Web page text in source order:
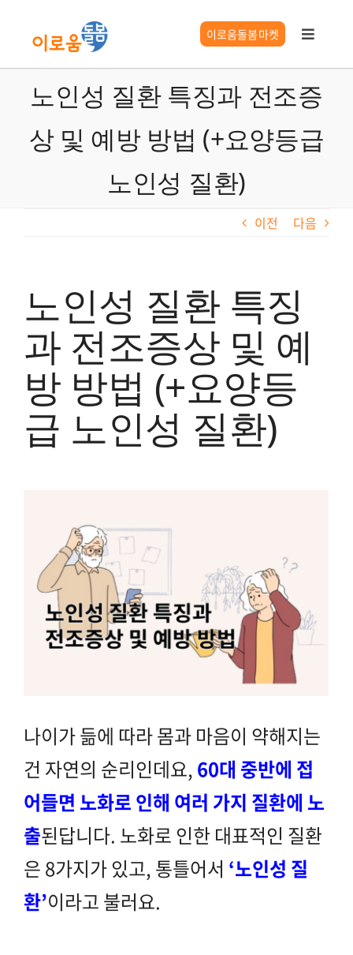
로
이로움돌봄마켓
Toggle
이로움 서비스
요양시설찾기
노인성 질환 특징과 전조증
상 및 예방 방법 (+요양등급
노인성 질환)
이전 다음
노인성 질환 특징
과 전조증상 및 예
방 방법 (+요양등
급 노인성 질환)
나이가 듦에 따라 몸과 마음이 약해지는
건 자연의 순리인데요,60대 중반에 접
어들면 노화로 인해 여러 가지 질환에 노
출된답니다. 노화로 인한 대표적인 질환
은 8가지가 있고, 통틀어서 ‘노인성 질
환’이라고 불러요.